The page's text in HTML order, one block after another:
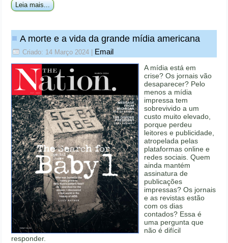
Leia mais...
A morte e a vida da grande mídia americana
Criado: 14 Março 2024 Email
A mídia está em
crise? Os jornais vão
desaparecer? Pelo
menos a mídia
impressa tem
sobrevivido a um
custo muito elevado,
porque perdeu
leitores e publicidade,
atropelada pelas
plataformas online e
redes sociais. Quem
ainda mantém
assinatura de
publicações
impressas? Os jornais
e as revistas estão
com os dias
contados? Essa é
uma pergunta que
não é difícil
responder.